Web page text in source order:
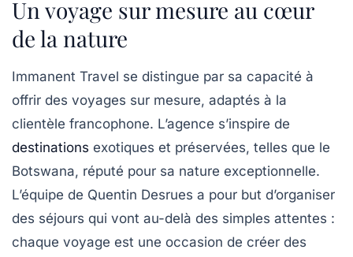
Un voyage sur mesure au cœur
de la nature
Immanent Travel se distingue par sa capacité à
offrir des voyages sur mesure, adaptés à la
clientèle francophone. L’agence s’inspire de
destinations exotiques et préservées, telles que le
Botswana, réputé pour sa nature exceptionnelle.
L’équipe de Quentin Desrues a pour but d’organiser
des séjours qui vont au-delà des simples attentes :
chaque voyage est une occasion de créer des